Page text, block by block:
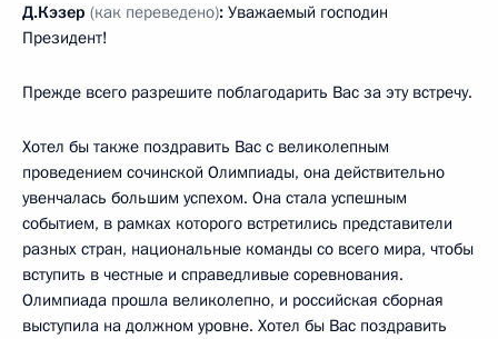
Д.Кэзер (как переведено): Уважаемый господин
Президент!
Прежде всего разрешите поблагодарить Вас за эту встречу.
Хотел бы также поздравить Вас с великолепным
проведением сочинской Олимпиады, она действительно
увенчалась большим успехом. Она стала успешным
событием, в рамках которого встретились представители
разных стран, национальные команды со всего мира, чтобы
вступить в честные и справедливые соревнования.
Олимпиада прошла великолепно, и российская сборная
выступила на должном уровне. Хотел бы Вас поздравить